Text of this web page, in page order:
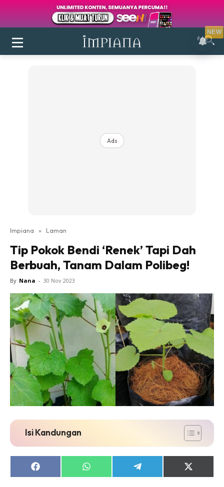
Login|Register
Ruang Makan
Ruang Tamu
Direktori
Interior Design
Landskap
DIY
Bilik Air
Bilik Tidur
Dapur
Ruang Makan
Make Over
Bilik Air
Bilik Tidur
Dapur
Ruang Tamu
Menarik Lagi
Ads
Impiana » Laman
Tip Pokok Bendi ‘Renek’ Tapi Dah
Berbuah, Tanam Dalam Polibeg!
By Nana - 30 Nov 2023
Isi Kandungan
Share
on
Share
on
Share
on
Share
on
NEW